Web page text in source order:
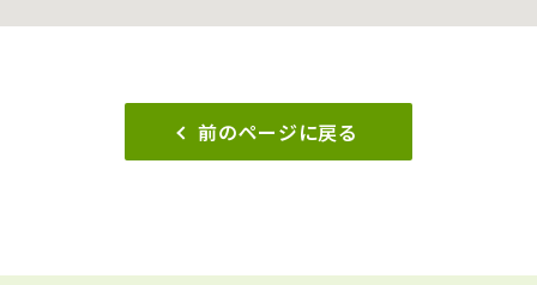
前のページに戻る